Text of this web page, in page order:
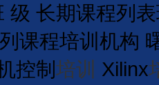
级 长期课程列表
课程培训 机构
控制 培训 Xilinx